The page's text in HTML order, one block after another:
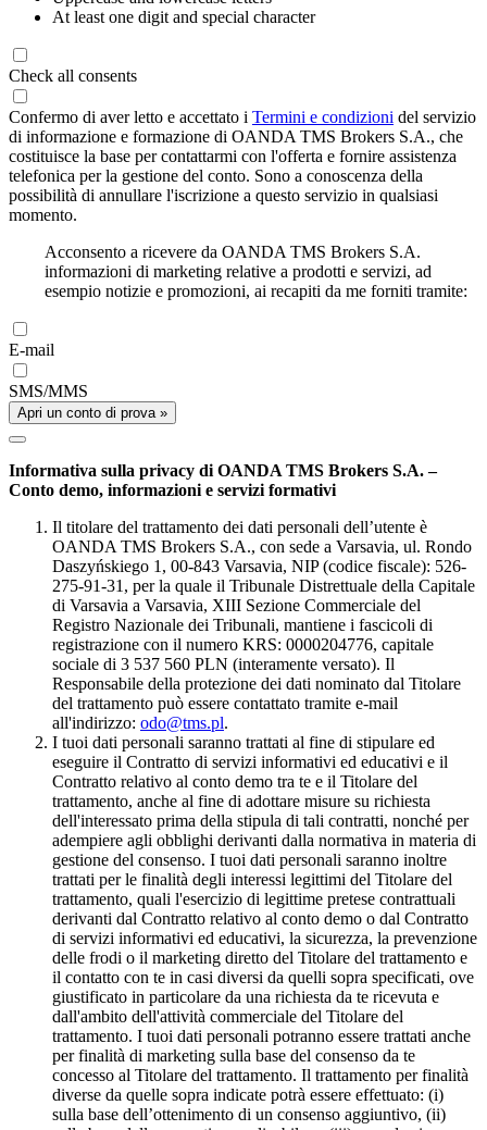
At least one digit and special character
Check all consents
Confermo di aver letto e accettato i Termini e condizioni del servizio
di informazione e formazione di OANDA TMS Brokers S.A., che
costituisce la base per contattarmi con l'offerta e fornire assistenza
telefonica per la gestione del conto. Sono a conoscenza della
possibilità di annullare l'iscrizione a questo servizio in qualsiasi
momento.
Acconsento a ricevere da OANDA TMS Brokers S.A.
informazioni di marketing relative a prodotti e servizi, ad
esempio notizie e promozioni, ai recapiti da me forniti tramite:
E-mail
SMS/MMS
Apri un conto di prova »
Informativa sulla privacy di OANDA TMS Brokers S.A. –
Conto demo, informazioni e servizi formativi
Il titolare del trattamento dei dati personali dell’utente è
OANDA TMS Brokers S.A., con sede a Varsavia, ul. Rondo
Daszyńskiego 1, 00-843 Varsavia, NIP (codice fiscale): 526-
275-91-31, per la quale il Tribunale Distrettuale della Capitale
di Varsavia a Varsavia, XIII Sezione Commerciale del
Registro Nazionale dei Tribunali, mantiene i fascicoli di
registrazione con il numero KRS: 0000204776, capitale
sociale di 3 537 560 PLN (interamente versato). Il
Responsabile della protezione dei dati nominato dal Titolare
del trattamento può essere contattato tramite e-mail
all'indirizzo: odo@tms.pl.
I tuoi dati personali saranno trattati al fine di stipulare ed
eseguire il Contratto di servizi informativi ed educativi e il
Contratto relativo al conto demo tra te e il Titolare del
trattamento, anche al fine di adottare misure su richiesta
dell'interessato prima della stipula di tali contratti, nonché per
adempiere agli obblighi derivanti dalla normativa in materia di
gestione del consenso. I tuoi dati personali saranno inoltre
trattati per le finalità degli interessi legittimi del Titolare del
trattamento, quali l'esercizio di legittime pretese contrattuali
derivanti dal Contratto relativo al conto demo o dal Contratto
di servizi informativi ed educativi, la sicurezza, la prevenzione
delle frodi o il marketing diretto del Titolare del trattamento e
il contatto con te in casi diversi da quelli sopra specificati, ove
giustificato in particolare da una richiesta da te ricevuta e
dall'ambito dell'attività commerciale del Titolare del
trattamento. I tuoi dati personali potranno essere trattati anche
per finalità di marketing sulla base del consenso da te
concesso al Titolare del trattamento. Il trattamento per finalità
diverse da quelle sopra indicate potrà essere effettuato: (i)
sulla base dell’ottenimento di un consenso aggiuntivo, (ii)